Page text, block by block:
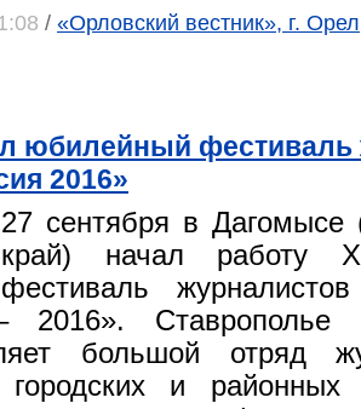
/ «Орловский вестник», г.
юбилейный фестиваль
2016»
27 сентября в Дагомысе
край) начал работу
фестиваль
2016». Ставрополье
большой отряд
городских и